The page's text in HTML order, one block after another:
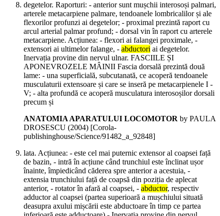
degetelor. Raporturi: - anterior sunt mușchii interosoși palmari,
arterele metacarpiene palmare, tendoanele lombricalilor și ale
flexorilor profunzi ai degetelor; - proximal prezintă raport cu
arcul arterial palmar profund; - dorsal vin în raport cu arterele
metacarpiene. Acțiunea: - flexori ai falangei proximale, -
extensori ai ultimelor falange, - abductori ai degetelor.
Inervația provine din nervul ulnar. FASCIILE ȘI
APONEVROZELE MÂINII Fascia dorsală prezintă două
lame: - una superficială, subcutanată, ce acoperă tendoanele
musculaturii extensoare și care se inseră pe metacarpienele I -
V; - alta profundă ce acoperă musculatura interosoșilor dorsali
precum și
ANATOMIA APARATULUI LOCOMOTOR by PAULA
DROSESCU (2004) [Corola-
publishinghouse/Science/91482_a_92848]
lata. Acțiunea: - este cel mai puternic extensor al coapsei față
de bazin, - intră în acțiune când trunchiul este înclinat ușor
înainte, împiedicând căderea spre anterior a acestuia, -
extensia trunchiului față de coapsă din poziția de aplecat
anterior, - rotator în afară al coapsei, - abductor, respectiv
adductor al coapsei (partea superioară a mușchiului situată
deasupra axului mișcării este abductoare în timp ce partea